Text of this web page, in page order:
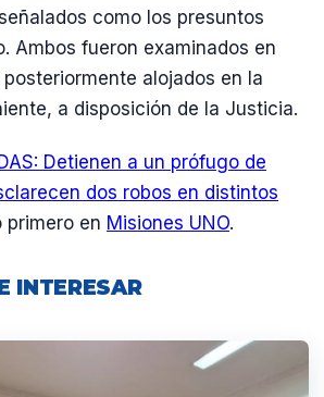
como los presuntos
Ambos fueron examinados en
alojados en la
a disposición de la Justicia.
Detienen a un prófugo de
dos robos en distintos
primero en Misiones UNO.
INTERESAR